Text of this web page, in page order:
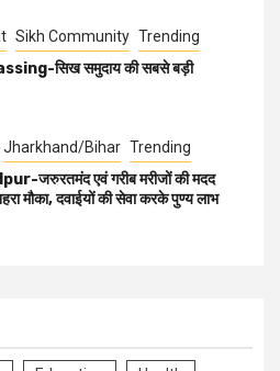
Sikh Community Trending
सिख समुदाय की सबसे बड़ी
Jharkhand/Bihar Trending
जरुरतमंद एवं गरीब मरीजों की मदद
मौका, दवाईयों की सेवा करके पुण्य लाभ